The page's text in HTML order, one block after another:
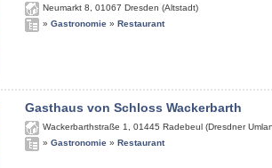
Neumarkt 8 01067 Dresden (Altstadt)
» Gastronomie » Restaurant
Gasthaus von Schloss Wackerbarth
Wackerbarthstraße 1 01445 Radebeul (Dresdner
» Gastronomie » Restaurant